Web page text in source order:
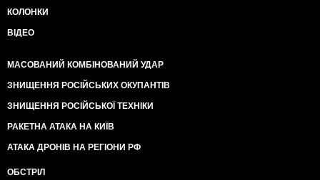
КОЛОНКИ
ВІДЕО
МАСОВАНИЙ КОМБІНОВАНИЙ УДАР
ЗНИЩЕННЯ РОСІЙСЬКИХ ОКУПАНТІВ
ЗНИЩЕННЯ РОСІЙСЬКОЇ ТЕХНІКИ
РАКЕТНА АТАКА НА КИЇВ
АТАКА ДРОНІВ НА РЕГІОНИ РФ
ОБСТРІЛ